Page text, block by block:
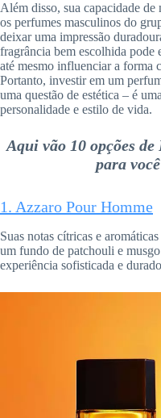
Além disso, sua capacidade de
os perfumes masculinos do
deixar uma impressão
fragrância bem escolhida pode
até mesmo influenciar a forma
Portanto, investir em um
uma questão de estética – é
personalidade e estilo de vida.
Aqui vão 10 opções
para
1. Azzaro Pour Homme
Suas notas cítricas e
um fundo de patchouli e
experiência sofisticada e